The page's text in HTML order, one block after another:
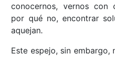
conocernos, vernos con
por qué no, encontrar
aquejan.
Este espejo, sin embargo,